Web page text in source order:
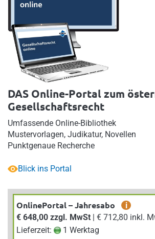
DAS Online-Portal zum
Gesellschaftsrecht
Umfassende Online-Bibliothek
Mustervorlagen, Judikatur, Novellen
Punktgenaue Recherche
Blick ins Portal
OnlinePortal – Jahresabo
i
€ 648,00 zzgl. MwSt
| € 712,80 inkl.
Lieferzeit:
1 Werktag